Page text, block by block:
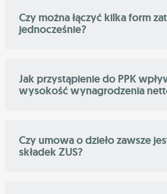
Czy można łączyć kilka form
jednocześnie?
Jak przystąpienie do PPK
wysokość wynagrodzenia
Czy umowa o dzieło zawsze
składek ZUS?